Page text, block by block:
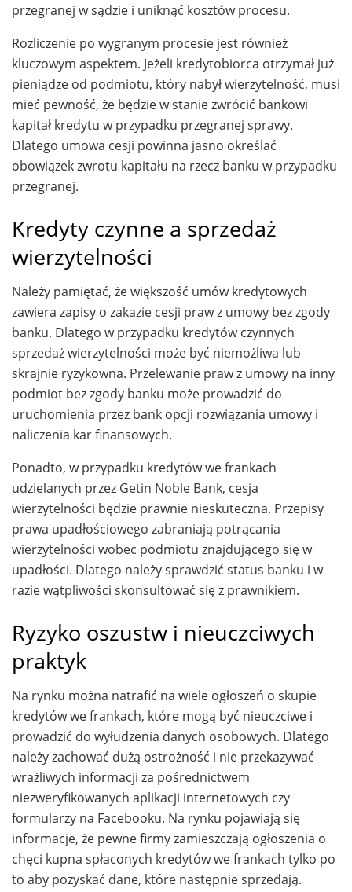
przegranej w sądzie i uniknąć kosztów procesu.
Rozliczenie po wygranym procesie jest również
kluczowym aspektem. Jeżeli kredytobiorca otrzymał już
pieniądze od podmiotu, który nabył wierzytelność, musi
mieć pewność, że będzie w stanie zwrócić bankowi
kapitał kredytu w przypadku przegranej sprawy.
Dlatego umowa cesji powinna jasno określać
obowiązek zwrotu kapitału na rzecz banku w przypadku
przegranej.
Kredyty czynne a sprzedaż
wierzytelności
Należy pamiętać, że większość umów kredytowych
zawiera zapisy o zakazie cesji praw z umowy bez zgody
banku. Dlatego w przypadku kredytów czynnych
sprzedaż wierzytelności może być niemożliwa lub
skrajnie ryzykowna. Przelewanie praw z umowy na inny
podmiot bez zgody banku może prowadzić do
uruchomienia przez bank opcji rozwiązania umowy i
naliczenia kar finansowych.
Ponadto, w przypadku kredytów we frankach
udzielanych przez Getin Noble Bank, cesja
wierzytelności będzie prawnie nieskuteczna. Przepisy
prawa upadłościowego zabraniają potrącania
wierzytelności wobec podmiotu znajdującego się w
upadłości. Dlatego należy sprawdzić status banku i w
razie wątpliwości skonsultować się z prawnikiem.
Ryzyko oszustw i nieuczciwych
praktyk
Na rynku można natrafić na wiele ogłoszeń o skupie
kredytów we frankach, które mogą być nieuczciwe i
prowadzić do wyłudzenia danych osobowych. Dlatego
należy zachować dużą ostrożność i nie przekazywać
wrażliwych informacji za pośrednictwem
niezweryfikowanych aplikacji internetowych czy
formularzy na Facebooku. Na rynku pojawiają się
informacje, że pewne firmy zamieszczają ogłoszenia o
chęci kupna spłaconych kredytów we frankach tylko po
to aby pozyskać dane, które następnie sprzedają.